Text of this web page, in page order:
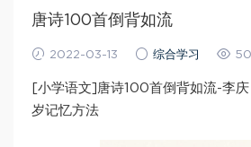
唐诗100首倒背如流
2022-03-13 综合学习
[小学语文]唐诗100首倒背如流-李
岁记忆方法